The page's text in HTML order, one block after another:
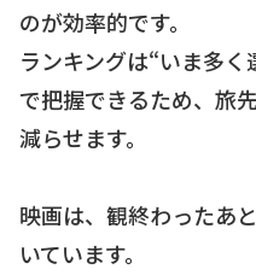
のが効率的です。
ランキングは“いま多
で把握できるため、旅
減らせます。
映画は、観終わったあ
いています。